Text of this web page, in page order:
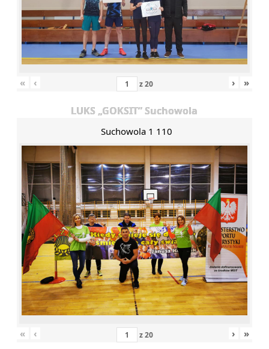
« ‹ z20 › »
LUKS „GOKSIT” Suchowola
Suchowola 1 110
« ‹ z20 › »